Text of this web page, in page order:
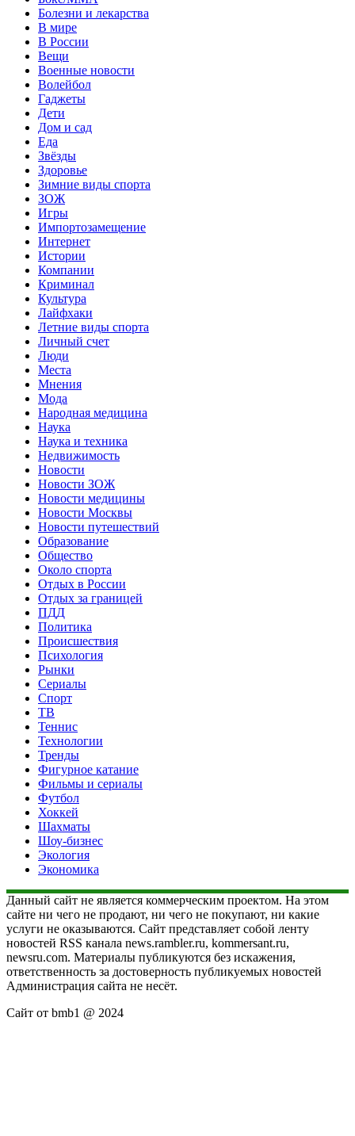
Болезни и лекарства
В мире
В России
Вещи
Военные новости
Волейбол
Гаджеты
Дети
Дом и сад
Еда
Звёзды
Здоровье
Зимние виды спорта
ЗОЖ
Игры
Импортозамещение
Интернет
Истории
Компании
Криминал
Культура
Лайфхаки
Летние виды спорта
Личный счет
Люди
Места
Мнения
Мода
Народная медицина
Наука
Наука и техника
Недвижимость
Новости
Новости ЗОЖ
Новости медицины
Новости Москвы
Новости путешествий
Образование
Общество
Около спорта
Отдых в России
Отдых за границей
ПДД
Политика
Происшествия
Психология
Рынки
Сериалы
Спорт
ТВ
Теннис
Технологии
Тренды
Фигурное катание
Фильмы и сериалы
Футбол
Хоккей
Шахматы
Шоу-бизнес
Экология
Экономика
Данный сайт не является коммерческим проектом. На этом
сайте ни чего не продают, ни чего не покупают, ни какие
услуги не оказываются. Сайт представляет собой ленту
новостей RSS канала news.rambler.ru, kommersant.ru,
newsru.com. Материалы публикуются без искажения,
ответственность за достоверность публикуемых новостей
Администрация сайта не несёт.
Сайт от bmb1 @ 2024